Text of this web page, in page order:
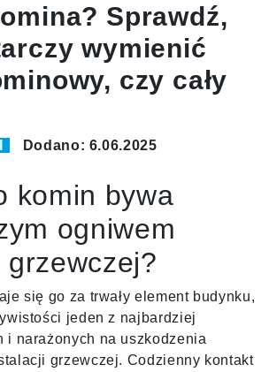
Sprawdź,
wymienić
czy cały
Dodano: 6.06.2025
komin bywa
ogniwem
grzewczej?
się go za trwały element budynku,
jeden z najbardziej
i narażonych na uszkodzenia
grzewczej. Codzienny kontakt